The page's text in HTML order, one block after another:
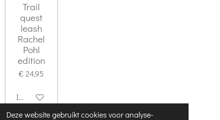
Deze website gebruikt cookies voor analyse-
Trail
quest
leash
Rachel
Pohl
edition
€ 24,95
In winkelwagen